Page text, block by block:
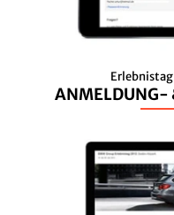
ANMELDUNG-